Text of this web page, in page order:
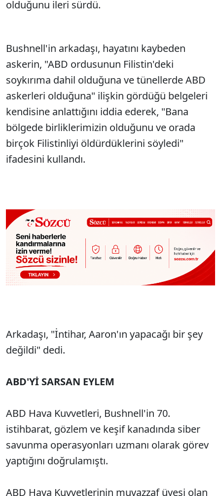
olduğunu ileri sürdü.
Bushnell'in arkadaşı, hayatını kaybeden
askerin, "ABD ordusunun Filistin'deki
soykırıma dahil olduğuna ve tünellerde ABD
askerleri olduğuna" ilişkin gördüğü belgeleri
kendisine anlattığını iddia ederek, "Bana
bölgede birliklerimizin olduğunu ve orada
birçok Filistinliyi öldürdüklerini söyledi"
ifadesini kullandı.
Arkadaşı, "İntihar, Aaron'ın yapacağı bir şey
değildi" dedi.
ABD'Yİ SARSAN EYLEM
ABD Hava Kuvvetleri, Bushnell'in 70.
istihbarat, gözlem ve keşif kanadında siber
savunma operasyonları uzmanı olarak görev
yaptığını doğrulamıştı.
ABD Hava Kuvvetlerinin muvazzaf üyesi olan